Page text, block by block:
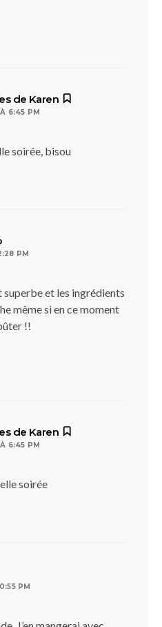
de Karen
6:45 PM
soirée, bisou
dit :
PM
et les ingrédients
même si en ce moment
!!
de Karen
6:45 PM
soirée
PM